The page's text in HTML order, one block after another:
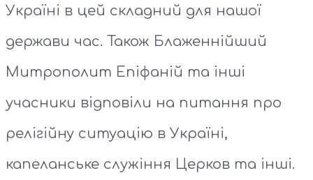
Україні в цей складний для нашої
держави час. Також Блаженнійший
Митрополит Епіфаній та інші
учасники відповіли на питання про
релігійну ситуацію в Україні,
капеланське служіння Церков та інші.